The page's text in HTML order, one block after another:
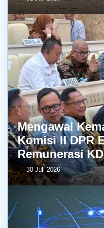
Mengawal
Komisi II DPR
Remunerasi
30 Juli 2026